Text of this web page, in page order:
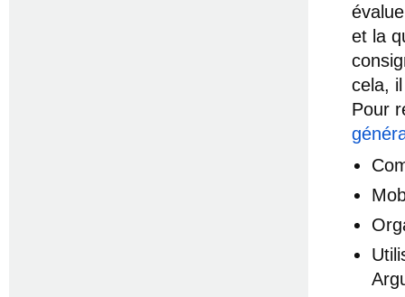
et la
cela,
Pour